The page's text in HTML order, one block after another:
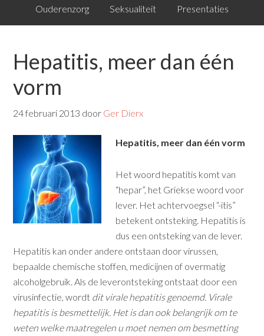
Ouderenzorg Seksualiteit Presentaties
Hepatitis, meer dan één
vorm
24 februari 2013 door Ger Dierx
Hepatitis, meer dan één vorm
Het woord hepatitis komt van
“hepar”, het Griekse woord voor
lever. Het achtervoegsel “-itis”
betekent ontsteking. Hepatitis is
dus een ontsteking van de lever.
Hepatitis kan onder andere ontstaan door virussen,
bepaalde chemische stoffen, medicijnen of overmatig
alcoholgebruik. Als de leverontsteking ontstaat door een
virusinfectie, wordt dit virale hepatitis genoemd. Virale
hepatitis is besmettelijk. Het is dan ook belangrijk om te
weten welke maatregelen u moet nemen om besmetting